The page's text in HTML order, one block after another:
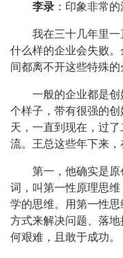
李录 ：印象非常的
我在三十几年里一
什么样的企业会失败
间都离不开这些特殊的
一般的企业都是
个样子，带有很强的
天，一直到现在，过
流。王总这些年下来，
第一，他确实是原
词，叫第一性原理思
学的思维。用第一性
方式来解决问题、落
何艰难，且敢于成功。